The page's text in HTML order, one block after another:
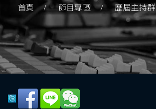
首頁 節目專區 歷屆主持群